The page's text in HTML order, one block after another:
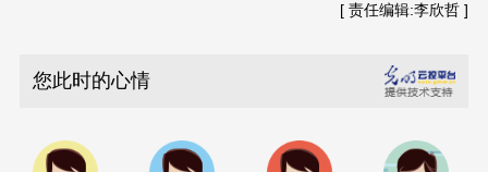
[ 责任编辑:李欣哲 ]
您此时的心情